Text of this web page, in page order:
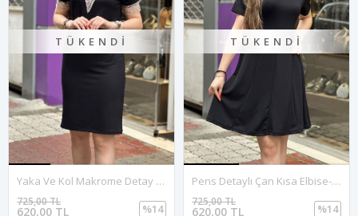
TÜKENDI
Yaka Ve Kol Makrome Detay Elbise-Siyah
620,00 TL
725,00 TL
%14
TÜKENDI
Pens Detaylı Çan Kısa Elbise-Siyah
620,00 TL
725,00 TL
%14